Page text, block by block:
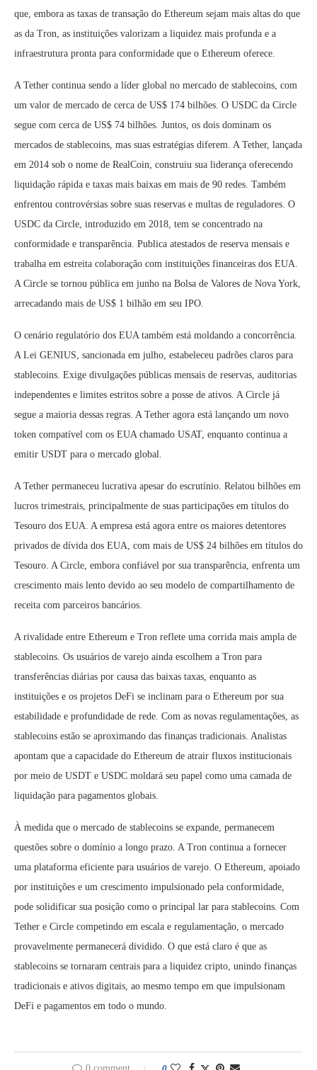
que, embora as taxas de transação do Ethereum sejam mais altas do que
as da Tron, as instituições valorizam a liquidez mais profunda e a
infraestrutura pronta para conformidade que o Ethereum oferece.
A Tether continua sendo a líder global no mercado de stablecoins, com
um valor de mercado de cerca de US$ 174 bilhões. O USDC da Circle
segue com cerca de US$ 74 bilhões. Juntos, os dois dominam os
mercados de stablecoins, mas suas estratégias diferem. A Tether, lançada
em 2014 sob o nome de RealCoin, construiu sua liderança oferecendo
liquidação rápida e taxas mais baixas em mais de 90 redes. Também
enfrentou controvérsias sobre suas reservas e multas de reguladores. O
USDC da Circle, introduzido em 2018, tem se concentrado na
conformidade e transparência. Publica atestados de reserva mensais e
trabalha em estreita colaboração com instituições financeiras dos EUA.
A Circle se tornou pública em junho na Bolsa de Valores de Nova York,
arrecadando mais de US$ 1 bilhão em seu IPO.
O cenário regulatório dos EUA também está moldando a concorrência.
A Lei GENIUS, sancionada em julho, estabeleceu padrões claros para
stablecoins. Exige divulgações públicas mensais de reservas, auditorias
independentes e limites estritos sobre a posse de ativos. A Circle já
segue a maioria dessas regras. A Tether agora está lançando um novo
token compatível com os EUA chamado USAT, enquanto continua a
emitir USDT para o mercado global.
A Tether permaneceu lucrativa apesar do escrutínio. Relatou bilhões em
lucros trimestrais, principalmente de suas participações em títulos do
Tesouro dos EUA. A empresa está agora entre os maiores detentores
privados de dívida dos EUA, com mais de US$ 24 bilhões em títulos do
Tesouro. A Circle, embora confiável por sua transparência, enfrenta um
crescimento mais lento devido ao seu modelo de compartilhamento de
receita com parceiros bancários.
A rivalidade entre Ethereum e Tron reflete uma corrida mais ampla de
stablecoins. Os usuários de varejo ainda escolhem a Tron para
transferências diárias por causa das baixas taxas, enquanto as
instituições e os projetos DeFi se inclinam para o Ethereum por sua
estabilidade e profundidade de rede. Com as novas regulamentações, as
stablecoins estão se aproximando das finanças tradicionais. Analistas
apontam que a capacidade do Ethereum de atrair fluxos institucionais
por meio de USDT e USDC moldará seu papel como uma camada de
liquidação para pagamentos globais.
À medida que o mercado de stablecoins se expande, permanecem
questões sobre o domínio a longo prazo. A Tron continua a fornecer
uma plataforma eficiente para usuários de varejo. O Ethereum, apoiado
por instituições e um crescimento impulsionado pela conformidade,
pode solidificar sua posição como o principal lar para stablecoins. Com
Tether e Circle competindo em escala e regulamentação, o mercado
provavelmente permanecerá dividido. O que está claro é que as
stablecoins se tornaram centrais para a liquidez cripto, unindo finanças
tradicionais e ativos digitais, ao mesmo tempo em que impulsionam
DeFi e pagamentos em todo o mundo.